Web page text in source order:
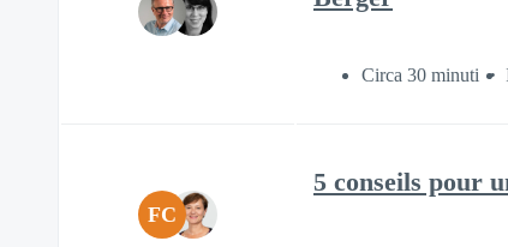
Circa 30 minuti
FC
5 conseils pour